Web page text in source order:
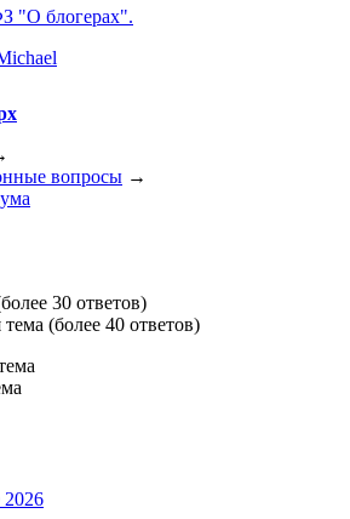
"О блогерах".
вопросы →
30 ответов)
(более 40 ответов)